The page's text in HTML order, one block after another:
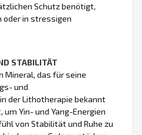
Schutz benötigt,
oder in stressigen
STABILITÄT
Mineral, das für seine
und
der Lithotherapie bekannt
Yin- und Yang-Energien
von Stabilität und Ruhe zu